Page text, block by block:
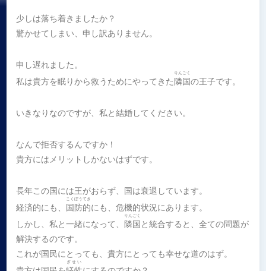
少しは落ち着きましたか？
驚かせてしまい、申し訳ありません。
申し遅れました。
私は貴方を眠りから救うためにやってきた隣国
りんごく
の王子です。
いきなりなのですが、私と結婚してください。
なんで拒否するんですか！
貴方にはメリットしかないはずです。
長年この国には王がおらず、国は衰退しています。
経済的にも、 国防的
こくぼうてき
にも、危機的状況にあります。
しかし、私と一緒になって、隣国
りんごく
と統合すると、全ての問題が
解決するのです。
これが国民にとっても、貴方にとっても幸せな道のはず。
ぎせい